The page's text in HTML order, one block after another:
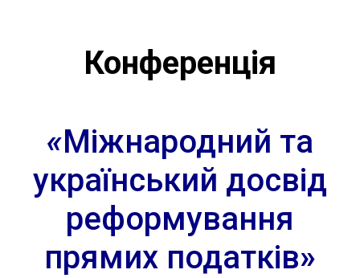
Конференція
«Міжнародний та
український досвід
реформування
прямих податків»